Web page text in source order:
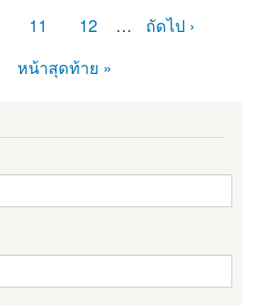
11 12 …
ถัดไป ›
หน้าสุดท้าย »